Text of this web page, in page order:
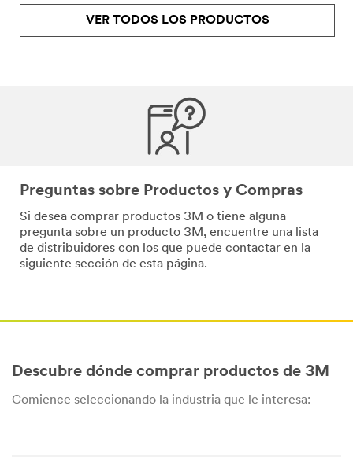
VER TODOS LOS PRODUCTOS
Preguntas sobre Productos y Compras
Si desea comprar productos 3M o tiene alguna
pregunta sobre un producto 3M, encuentre una lista
de distribuidores con los que puede contactar en la
siguiente sección de esta página.
Descubre dónde comprar productos de 3M
Comience seleccionando la industria que le interesa: